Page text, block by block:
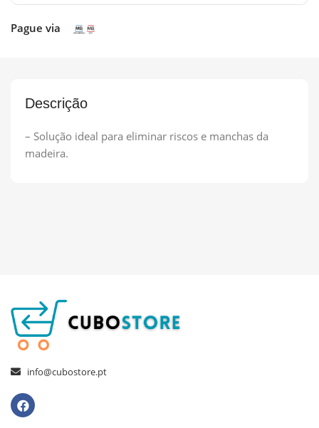
Pague via
Descrição
– Solução ideal para eliminar riscos e manchas da
madeira.
info@cubostore.pt